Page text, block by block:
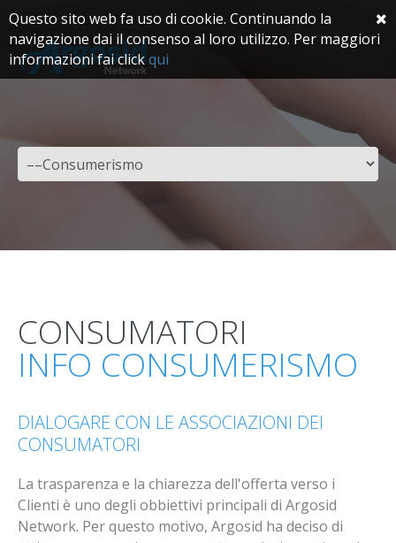
CONSUMATORI
INFO CONSUMERISMO
DIALOGARE CON LE ASSOCIAZIONI DEI
CONSUMATORI
La trasparenza e la chiarezza dell'offerta verso i
Clienti è uno degli obbiettivi principali di Argosid
Network. Per questo motivo, Argosid ha deciso di
Questo sito web fa uso di cookie. Continuando la
navigazione dai il consenso al loro utilizzo. Per maggiori
informazioni fai clickqui